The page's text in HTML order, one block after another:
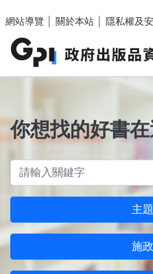
網站導覽
關於本站 隱私權及
你想找的好書在
主
施